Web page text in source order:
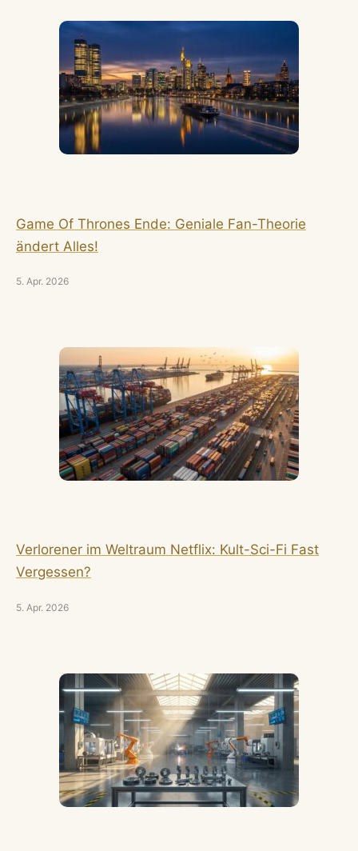
Game Of Thrones Ende: Geniale Fan-Theorie
ändert Alles!
5. Apr. 2026
Verlorener im Weltraum Netflix: Kult-Sci-Fi Fast
Vergessen?
5. Apr. 2026